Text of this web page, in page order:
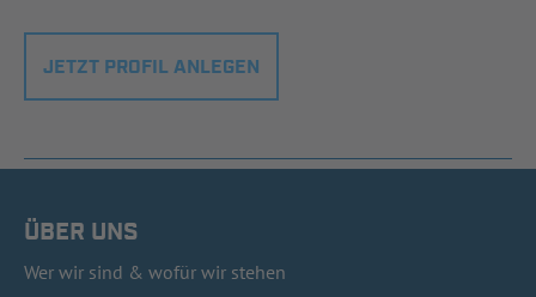
JETZT PROFIL ANLEGEN
ÜBER UNS
Wer wir sind & wofür wir stehen